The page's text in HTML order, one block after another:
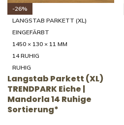
-26%
LANGSTAB PARKETT (XL)
NATURGEÖLT
1450 × 130 × 11 MM
14 RUHIG
RUHIG
Langstab Parkett (XL)
TRENDPARK Eiche | Natur
14 Ruhige Sortierung*